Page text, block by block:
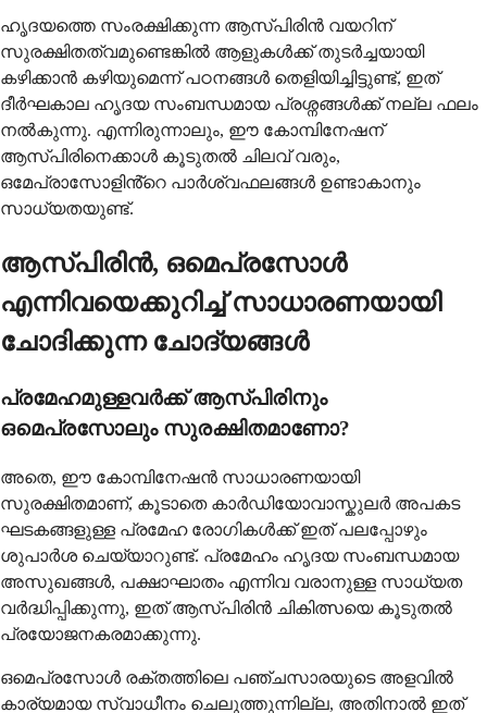
ഹൃദയത്തെ സംരക്ഷിക്കുന്ന ആസ്പിരിൻ വയറിന്
സുരക്ഷിതത്വമുണ്ടെങ്കിൽ ആളുകൾക്ക് തുടർച്ചയായി
കഴിക്കാൻ കഴിയുമെന്ന് പഠനങ്ങൾ തെളിയിച്ചിട്ടുണ്ട്, ഇത്
ദീർഘകാല ഹൃദയ സംബന്ധമായ പ്രശ്നങ്ങൾക്ക് നല്ല ഫലം
നൽകുന്നു. എന്നിരുന്നാലും, ഈ കോമ്പിനേഷന്
ആസ്പിരിനെക്കാൾ കൂടുതൽ ചിലവ് വരും,
ഒമേപ്രാസോളിൻ്റെ പാർശ്വഫലങ്ങൾ ഉണ്ടാകാനും
സാധ്യതയുണ്ട്.
ആസ്പിരിൻ, ഒമെപ്രസോൾ
എന്നിവയെക്കുറിച്ച് സാധാരണയായി
ചോദിക്കുന്ന ചോദ്യങ്ങൾ
പ്രമേഹമുള്ളവർക്ക് ആസ്പിരിനും
ഒമെപ്രസോലും സുരക്ഷിതമാണോ?
അതെ, ഈ കോമ്പിനേഷൻ സാധാരണയായി
സുരക്ഷിതമാണ്, കൂടാതെ കാർഡിയോവാസ്കുലർ അപകട
ഘടകങ്ങളുള്ള പ്രമേഹ രോഗികൾക്ക് ഇത് പലപ്പോഴും
ശുപാർശ ചെയ്യാറുണ്ട്. പ്രമേഹം ഹൃദയ സംബന്ധമായ
അസുഖങ്ങൾ, പക്ഷാഘാതം എന്നിവ വരാനുള്ള സാധ്യത
വർദ്ധിപ്പിക്കുന്നു, ഇത് ആസ്പിരിൻ ചികിത്സയെ കൂടുതൽ
പ്രയോജനകരമാക്കുന്നു.
ഒമെപ്രസോൾ രക്തത്തിലെ പഞ്ചസാരയുടെ അളവിൽ
കാര്യമായ സ്വാധീനം ചെലുത്തുന്നില്ല, അതിനാൽ ഇത്